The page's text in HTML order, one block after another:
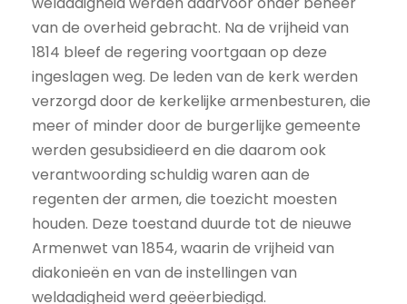
van de overheid gebracht. Na de vrijheid van
1814 bleef de regering voortgaan op deze
ingeslagen weg. De leden van de kerk werden
verzorgd door de kerkelijke armenbesturen, die
meer of minder door de burgerlijke gemeente
werden gesubsidieerd en die daarom ook
verantwoording schuldig waren aan de
regenten der armen, die toezicht moesten
houden. Deze toestand duurde tot de nieuwe
Armenwet van 1854, waarin de vrijheid van
diakonieën en van de instellingen van
weldadigheid werd geëerbiedigd.